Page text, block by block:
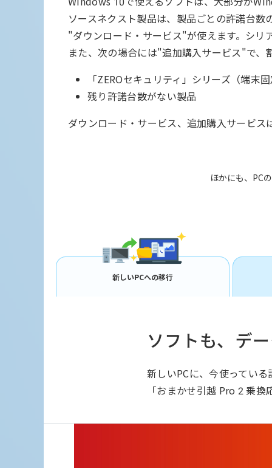
ソースネクスト製品は、製品ごとの許諾台
"ダウンロード・サービス"が使えます。シリ
また、次の場合には"追加購入サービス"で、
「ZEROセキュリティ」シリーズ（端末
残り許諾台数がない製品
ダウンロード・サービス、追加購入サービス
ほかにも、PC
新しいPCへの移行
ソフトも、デ
新しいPCに、今使ってい
「おまかせ引越 Pro 2 乗